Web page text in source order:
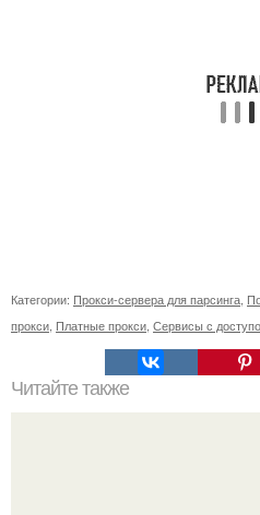
Категории: Прокси-сервера для парсинга
прокси Платные прокси Сервисы с
Читайте также